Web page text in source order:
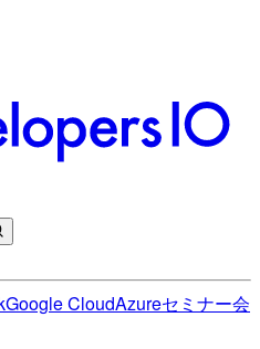
Google CloudAzureセミナー会